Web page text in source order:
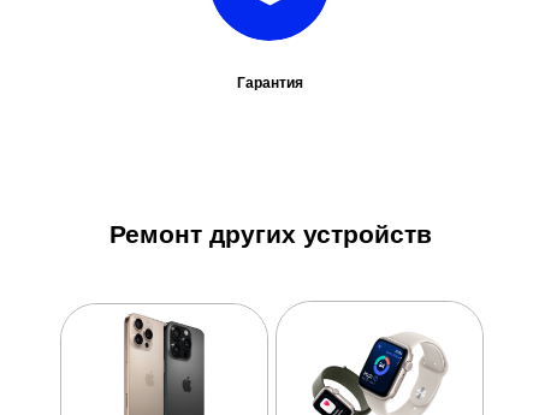
Гарантия
Ремонт других устройств